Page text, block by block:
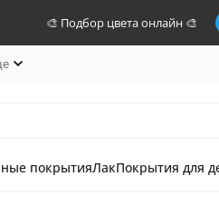
🎨 Подбор цвета онлайн 🎨
покрытияЛакПокрытия для